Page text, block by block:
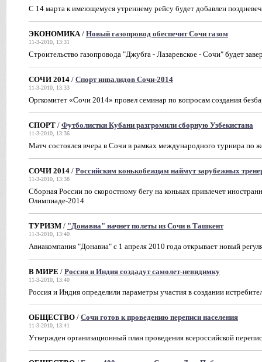
С 14 марта к имеющемуся утреннему рейсу будет добавлен
ЭКОНОМИКА/ Новый газопровод обеспечит Сочи газом
11-3-2010, 13:31
Строительство газопровода "Джубга - Лазаревское - Сочи" будет
СОЧИ 2014 / Спорт инвалидов Сочи-2014
11-3-2010, 13:33
Оргкомитет «Сочи 2014» провел семинар по вопросам создания
СПОРТ / Футболистки Кубани разгромили сборную Узбекистана
11-3-2010, 13:36
Матч состоялся вчера в Сочи в рамках международного турнира по
СОЧИ 2014 / Российским конькобежцам наймут зарубежных
11-3-2010, 13:38
Сборная России по скоростному бегу на коньках привлечет
Олимпиаде-2014
ТУРИЗМ / "Донавиа" начнет полеты из Сочи в Ташкент
11-3-2010, 13:40
Авиакомпания "Донавиа" с 1 апреля 2010 года открывает новый
В МИРЕ / Россия и Индия создадут самолет-невидимку
11-3-2010, 13:40
Россия и Индия определили параметры участия в создании
ОБЩЕСТВО / Сочи готов к проведению переписи населения
11-3-2010, 13:41
Утвержден организационный план проведения всероссийской